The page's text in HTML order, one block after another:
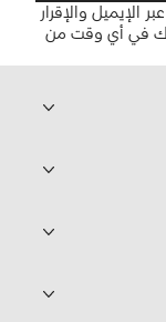
الإيميل والإقرار
في أي وقت من